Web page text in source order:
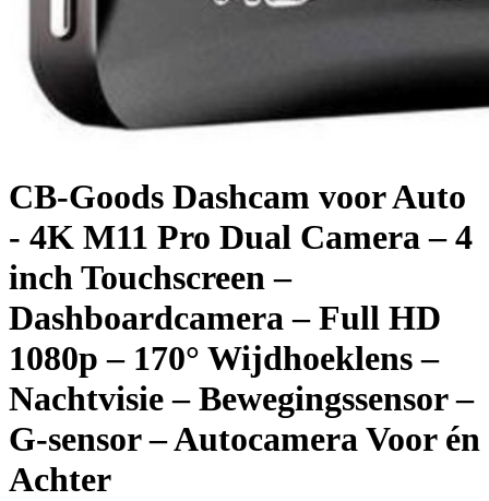
CB-Goods Dashcam voor Auto
- 4K M11 Pro Dual Camera – 4
inch Touchscreen –
Dashboardcamera – Full HD
1080p – 170° Wijdhoeklens –
Nachtvisie – Bewegingssensor –
G-sensor – Autocamera Voor én
Achter